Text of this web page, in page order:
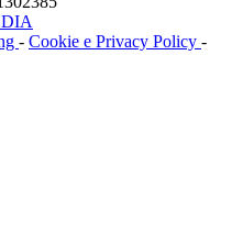
- Cookie e Privacy Policy -